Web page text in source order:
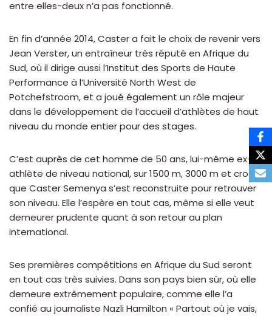
entre elles-deux n’a pas fonctionné.
En fin d’année 2014, Caster a fait le choix de revenir vers
Jean Verster, un entraîneur très réputé en Afrique du
Sud, où il dirige aussi l’Institut des Sports de Haute
Performance à l’Université North West de
Potchefstroom, et a joué également un rôle majeur
dans le développement de l’accueil d’athlètes de haut
niveau du monde entier pour des stages.
C’est auprès de cet homme de 50 ans, lui-même ex-
athlète de niveau national, sur 1500 m, 3000 m et cross
que Caster Semenya s’est reconstruite pour retrouver
son niveau. Elle l’espère en tout cas, même si elle veut
demeurer prudente quant à son retour au plan
international.
Ses premières compétitions en Afrique du Sud seront
en tout cas très suivies. Dans son pays bien sûr, où elle
demeure extrêmement populaire, comme elle l’a
confié au journaliste Nazli Hamilton « Partout où je vais,